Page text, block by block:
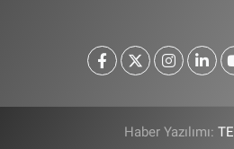
Haber Yazılımı: